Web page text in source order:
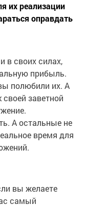
их реализации
оправдать
в своих силах,
прибыль.
полюбили их. А
заветной
А остальные не
время для
вы желаете
самый